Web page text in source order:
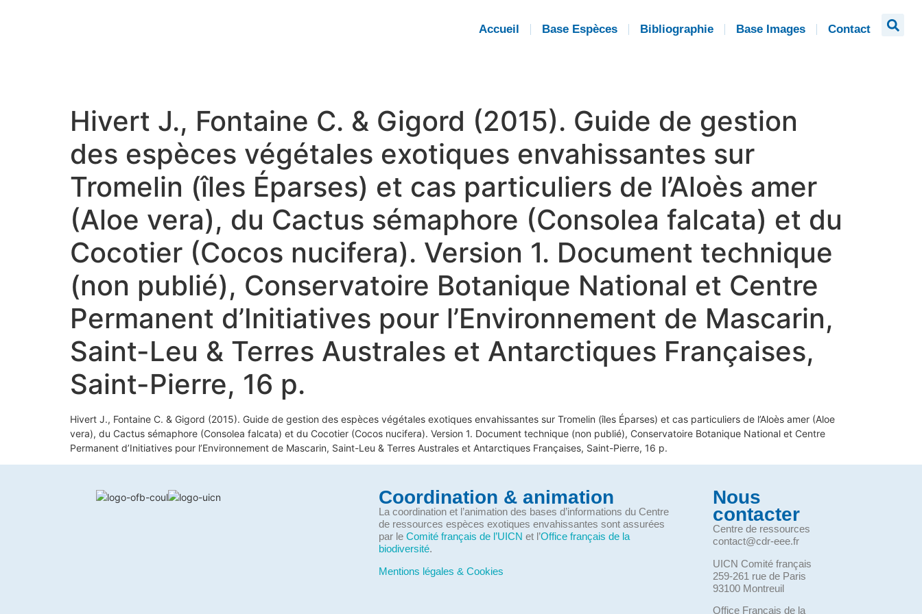
Accueil Base Espèces Bibliographie Base Images Contact
Hivert J., Fontaine C. & Gigord (2015). Guide de gestion
des espèces végétales exotiques envahissantes sur
Tromelin (îles Éparses) et cas particuliers de l’Aloès amer
(Aloe vera), du Cactus sémaphore (Consolea falcata) et du
Cocotier (Cocos nucifera). Version 1. Document technique
(non publié), Conservatoire Botanique National et Centre
Permanent d’Initiatives pour l’Environnement de Mascarin,
Saint-Leu & Terres Australes et Antarctiques Françaises,
Saint-Pierre, 16 p.
Hivert J., Fontaine C. & Gigord (2015). Guide de gestion des espèces végétales exotiques envahissantes sur Tromelin (îles Éparses) et cas particuliers de l’Aloès amer (Aloe
vera), du Cactus sémaphore (Consolea falcata) et du Cocotier (Cocos nucifera). Version 1. Document technique (non publié), Conservatoire Botanique National et Centre
Permanent d’Initiatives pour l’Environnement de Mascarin, Saint-Leu & Terres Australes et Antarctiques Françaises, Saint-Pierre, 16 p.
Coordination & animation
La coordination et l’animation des bases d’informations du Centre
de ressources espèces exotiques envahissantes sont assurées
par le Comité français de l’UICN et l’Office français de la
biodiversité.
Mentions légales & Cookies
Nous
contacter
Centre de ressources
contact@cdr-eee.fr
UICN Comité français
259-261 rue de Paris
93100 Montreuil
Office Français de la